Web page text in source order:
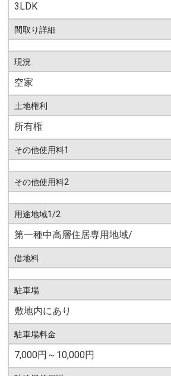
3LDK
間取り詳細
現況
空家
土地権利
所有権
その他使用料1
その他使用料2
用途地域1/2
第一種中高層住居専用地域/
借地料
駐車場
敷地内にあり
駐車場料金
7,000円～10,000円